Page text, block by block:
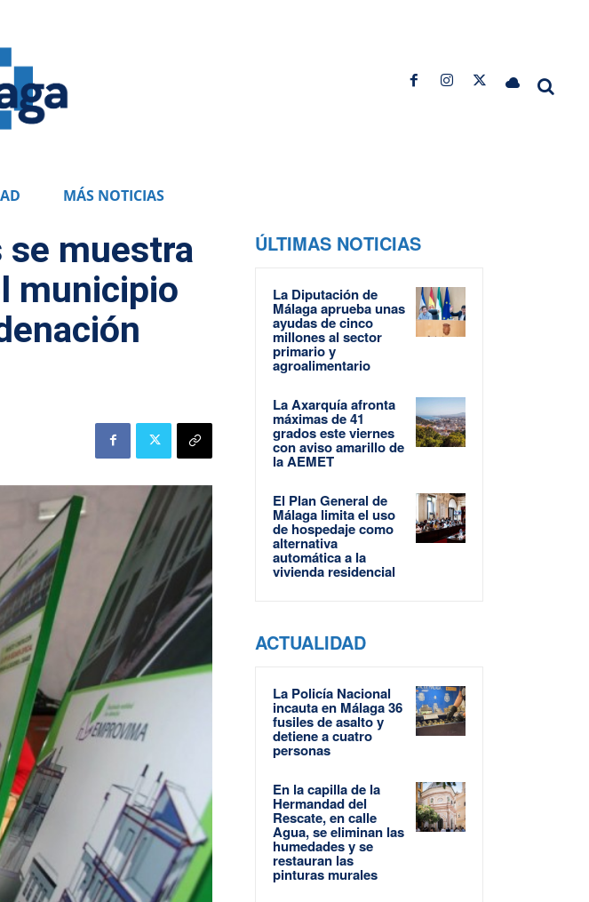
MÁS NOTICIAS
se muestra
municipio
ÚLTIMAS NOTICIAS
La Diputación de
Málaga aprueba unas
ayudas de cinco
millones al sector
primario y
agroalimentario
La Axarquía afronta
máximas de 41
grados este viernes
con aviso amarillo de
la AEMET
El Plan General de
Málaga limita el uso
de hospedaje como
alternativa
automática a la
vivienda residencial
ACTUALIDAD
La Policía Nacional
incauta en Málaga 36
fusiles de asalto y
detiene a cuatro
personas
En la capilla de la
Hermandad del
Rescate, en calle
Agua, se eliminan las
humedades y se
restauran las
pinturas murales